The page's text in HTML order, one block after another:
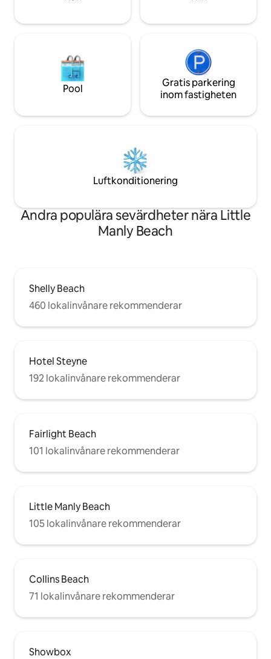
Pool
Gratis parkering
inom fastigheten
Luftkonditionering
Andra populära sevärdheter nära Little
Manly Beach
Shelly Beach
460 lokalinvånare rekommenderar
Hotel Steyne
192 lokalinvånare rekommenderar
Fairlight Beach
101 lokalinvånare rekommenderar
Little Manly Beach
105 lokalinvånare rekommenderar
Collins Beach
71 lokalinvånare rekommenderar
Showbox